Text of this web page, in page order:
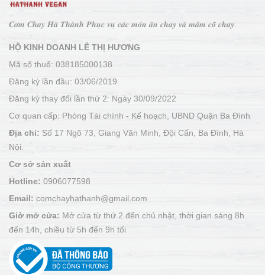
𝑪𝒐̛𝒎 𝑪𝒉𝒂𝒚 𝑯𝒂̀ 𝑻𝒉𝒂̀𝒏𝒉 𝑷𝒉𝒖̣𝒄 𝒗𝒖̣ 𝒄𝒂́𝒄 𝒎𝒐́𝒏 𝒂̆𝒏 𝒄𝒉𝒂𝒚 𝒗𝒂̀ 𝒎𝒂̂𝒎 𝒄𝒐̂̃ 𝒄𝒉𝒂𝒚.
HỘ KINH DOANH LÊ THỊ HƯƠNG
Mã số thuế: 038185000138
Đăng ký lần đầu: 03/06/2019
Đăng ký thay đổi lần thứ 2: Ngày 30/09/2022
Cơ quan cấp: Phòng Tài chính - Kế hoạch, UBND Quận Ba Đình
Địa chỉ: Số 17 Ngõ 73, Giang Văn Minh, Đội Cấn, Ba Đình, Hà
Nội.
Cơ sở sản xuất
Hotline: 0906077598
Email: comchayhathanh@gmail.com
Giờ mở cửa: Mở cửa từ thứ 2 đến chủ nhật, thời gian sáng 8h
đến 14h, chiều từ 5h đến 9h tối